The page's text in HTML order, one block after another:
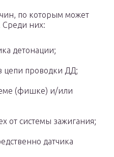
по которым может
Среди них:
детонации;
цепи проводки ДД;
(фишке) и/или
от системы зажигания;
датчика